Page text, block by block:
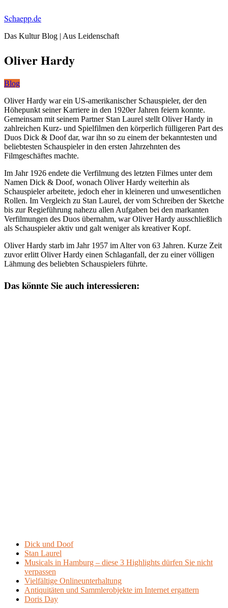
Schaepp.de
Das Kultur Blog | Aus Leidenschaft
Oliver Hardy
Blog
Oliver Hardy war ein US-amerikanischer Schauspieler, der den
Höhepunkt seiner Karriere in den 1920er Jahren feiern konnte.
Gemeinsam mit seinem Partner Stan Laurel stellt Oliver Hardy in
zahlreichen Kurz- und Spielfilmen den körperlich fülligeren Part des
Duos Dick & Doof dar, war ihn so zu einem der bekanntesten und
beliebtesten Schauspieler in den ersten Jahrzehnten des
Filmgeschäftes machte.
Im Jahr 1926 endete die Verfilmung des letzten Filmes unter dem
Namen Dick & Doof, wonach Oliver Hardy weiterhin als
Schauspieler arbeitete, jedoch eher in kleineren und unwesentlichen
Rollen. Im Vergleich zu Stan Laurel, der vom Schreiben der Sketche
bis zur Regieführung nahezu allen Aufgaben bei den markanten
Verfilmungen des Duos übernahm, war Oliver Hardy ausschließlich
als Schauspieler aktiv und galt weniger als kreativer Kopf.
Oliver Hardy starb im Jahr 1957 im Alter von 63 Jahren. Kurze Zeit
zuvor erlitt Oliver Hardy einen Schlaganfall, der zu einer völligen
Lähmung des beliebten Schauspielers führte.
Das könnte Sie auch interessieren:
Dick und Doof
Stan Laurel
Musicals in Hamburg – diese 3 Highlights dürfen Sie nicht
verpassen
Vielfältige Onlineunterhaltung
Antiquitäten und Sammlerobjekte im Internet ergattern
Doris Day